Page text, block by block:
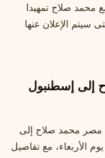
محمد صلاح تمهيدا
الإعلان عنها
إلى إسطنبول
مصر محمد صلاح إلى
الأربعاء، مع تفاصيل